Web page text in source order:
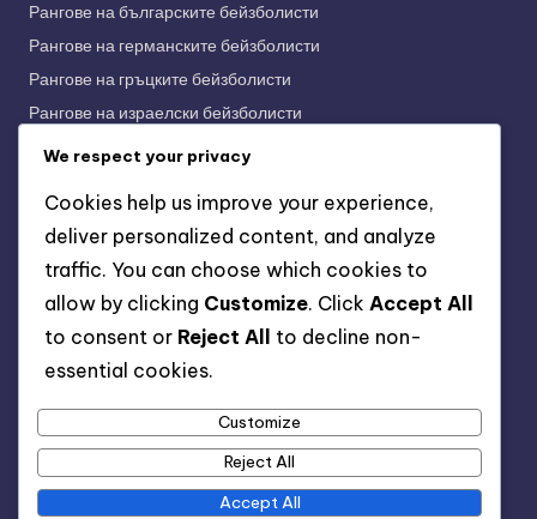
Рангове на българските бейзболисти
Рангове на германските бейзболисти
Рангове на гръцките бейзболисти
Рангове на израелски бейзболисти
Рангове на индийските бейзболисти
Рангове на испанските бейзболисти
Рангове на италианските бейзболисти
Рангове на корейските бейзболисти
Рангове на полски бейзболисти
Рангове на унгарски бейзболисти
Рангове на френските бейзболисти
Рангове на японските бейзболисти
Рейтинг на руски бейзболисти
We respect your privacy
Cookies help us improve your experience,
deliver personalized content, and analyze
traffic. You can choose which cookies to
allow by clicking Customize. Click Accept All
to consent or Reject All
to decline non-
essential cookies.
Customize
Reject All
Accept All